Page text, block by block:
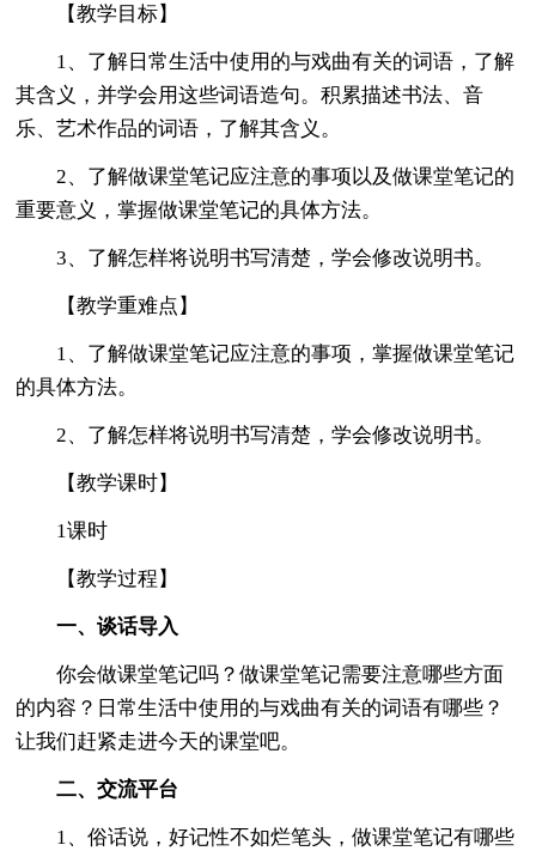
【教学目标】
1、了解日常生活中使用的与戏曲有关的词语，了解
其含义，并学会用这些词语造句。积累描述书法、音
乐、艺术作品的词语，了解其含义。
2、了解做课堂笔记应注意的事项以及做课堂笔记的
重要意义，掌握做课堂笔记的具体方法。
3、了解怎样将说明书写清楚，学会修改说明书。
【教学重难点】
1、了解做课堂笔记应注意的事项，掌握做课堂笔记
的具体方法。
2、了解怎样将说明书写清楚，学会修改说明书。
【教学课时】
1课时
【教学过程】
一、谈话导入
你会做课堂笔记吗？做课堂笔记需要注意哪些方面
的内容？日常生活中使用的与戏曲有关的词语有哪些？
让我们赶紧走进今天的课堂吧。
二、交流平台
1、俗话说，好记性不如烂笔头，做课堂笔记有哪些